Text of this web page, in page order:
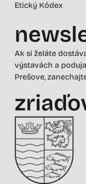
Etický Kódex
Ak si želáte
výstavách a
Prešove,